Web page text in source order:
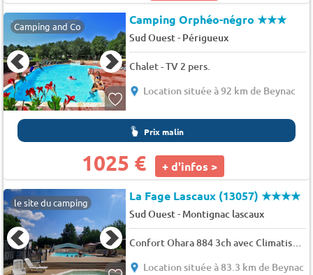
Camping and Co Camping Orphéo-négro★★★
Sud Ouest- Périgueux
Chalet - TV 2 pers.
Location située à 92 km de Beynac
Prix malin
1025 € + d'infos >
le site du camping La Fage Lascaux (13057)★★★★
Sud Ouest- Montignac lascaux
Confort Ohara 884 3ch avec Climatisation 7 pers.
Location située à 83.3 km de Beynac